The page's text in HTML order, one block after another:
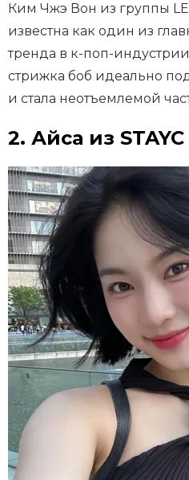
Ким Чжэ Вон из группы
известна как один из
тренда в к-поп-
стрижка боб идеально
и стала неотъемлемой
2. Айса из STAYC